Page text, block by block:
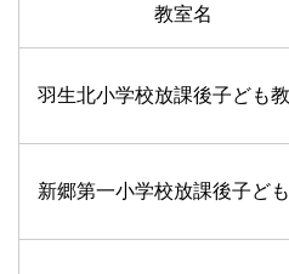
教室名
羽生北小学校放課後子ども
新郷第一小学校放課後子ど